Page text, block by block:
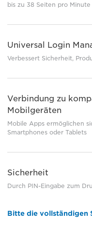
bis zu 38 Seiten pro Minute
Universal Login
Verbessert Sicherheit,
Verbindung zu
Mobilgeräten
Mobile Apps ermöglichen
Smartphones oder Tablets
Sicherheit
Durch PIN-Eingabe zum
Bitte die vollständigen